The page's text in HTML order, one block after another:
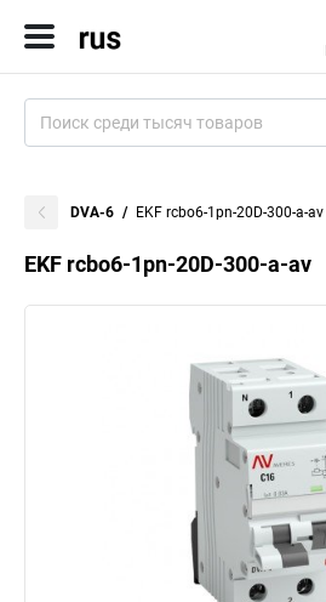
DVA-6 EKF rcbo6-1pn-20D-300-a-av
EKF rcbo6-1pn-20D-300-a-av